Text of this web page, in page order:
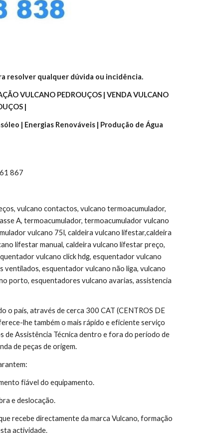
resolver qualquer dúvida ou incidência.
VULCANO PEDROUÇOS | VENDA VULCANO
|
| Energias Renováveis | Produção de Água
867
vulcano contactos, vulcano termoacumulador,
A, termoacumulador, termoacumulador vulcano
vulcano 75l, caldeira vulcano lifestar,caldeira
lifestar manual, caldeira vulcano lifestar preço,
vulcano click hdg, esquentador vulcano
esquentador vulcano não liga, vulcano
porto, esquentadores vulcano avarias, assistencia
o país, através de cerca 300 CAT (CENTROS DE
lhe também o mais rápido e eficiente serviço
de Assistência Técnica dentro e fora do período de
de peças de origem.
fiável do equipamento.
e deslocação.
recebe directamente da marca Vulcano, formação
actividade.